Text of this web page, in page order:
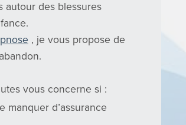
autour des blessures
, je vous propose de
vous concerne si :
manquer d’assurance